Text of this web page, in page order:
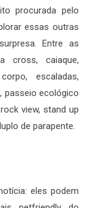
procurada pelo
essas outras
Entre as
cross, caiaque,
escaladas,
passeio ecológico
view, stand up
de parapente.
eles podem